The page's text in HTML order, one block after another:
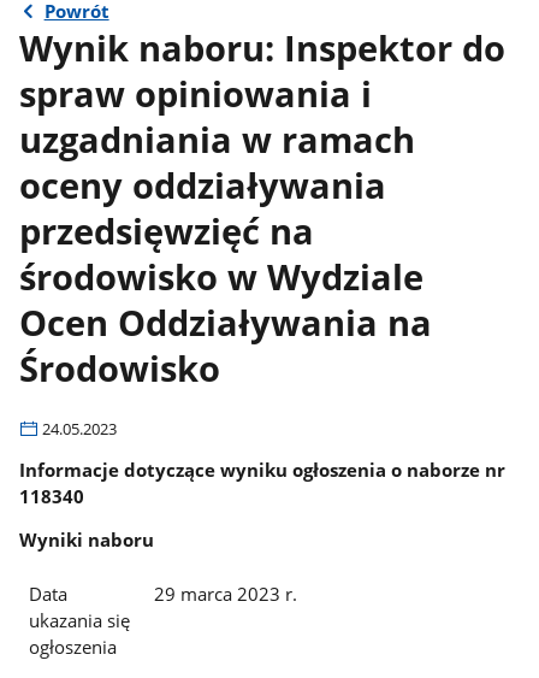
Powrót
Wynik naboru: Inspektor do
spraw opiniowania i
uzgadniania w ramach
oceny oddziaływania
przedsięwzięć na
środowisko w Wydziale
Ocen Oddziaływania na
Środowisko
24.05.2023
Informacje dotyczące wyniku ogłoszenia o naborze nr
118340
Wyniki naboru
Data
ukazania się
ogłoszenia
29 marca 2023 r.